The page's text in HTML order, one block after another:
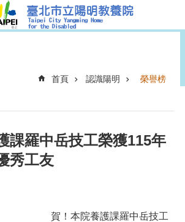
首頁 認識陽明 榮譽榜
課羅中岳技工榮獲115年
秀工友
賀！本院養護課羅中岳技工